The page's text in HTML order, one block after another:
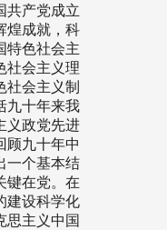
共产党成立
煌成就，科
特色社会主
社会主义理
社会主义制
九十年来我
义政党先进
顾九十年中
一个基本结
键在党。在
建设科学化
思主义中国